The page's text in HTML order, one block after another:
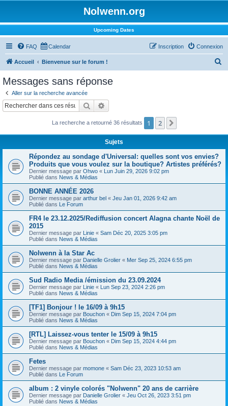
Nolwenn.org
Upcoming Dates
FAQ Calendar Connexion
Inscription
Accueil Bienvenue sur le forum !
c
Messages sans réponse
Aller sur la recherche avancée
Rechercher
La recherche a retourné 36 résultats 1 2
Sujets
Répondez au sondage d'Universal: quelles sont vos envies?
Produits que vous voulez sur la boutique? Artistes préférés?
Dernier message par Ohwo « Lun Juin 29, 2026 9:02 pm
Publié dans News & Médias
BONNE ANNÉE 2026
Dernier message par arthur bel « Jeu Jan 01, 2026 9:42 am
Publié dans Le Forum
FR4 le 23.12.2025/Rediffusion concert Alagna chante Noël de
2015
Dernier message par Linie « Sam Déc 20, 2025 3:05 pm
Publié dans News & Médias
Nolwenn à la Star Ac
Dernier message par Danielle Grolier « Mer Sep 25, 2024 6:55 pm
Publié dans News & Médias
Sud Radio Media /émission du 23.09.2024
Dernier message par Linie « Lun Sep 23, 2024 2:26 pm
Publié dans News & Médias
[TF1] Bonjour ! le 16/09 à 9h15
Dernier message par Bouchon « Dim Sep 15, 2024 7:04 pm
Publié dans News & Médias
[RTL] Laissez-vous tenter le 15/09 à 9h15
Dernier message par Bouchon « Dim Sep 15, 2024 4:44 pm
Publié dans News & Médias
Fetes
Dernier message par momone « Sam Déc 23, 2023 10:53 am
Publié dans Le Forum
album : 2 vinyle colorés "Nolwenn" 20 ans de carrière
Dernier message par Danielle Grolier « Jeu Oct 26, 2023 3:51 pm
Publié dans News & Médias